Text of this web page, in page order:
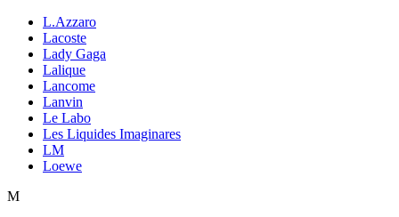
L.Azzaro
Lacoste
Lady Gaga
Lalique
Lancome
Lanvin
Le Labo
Les Liquides Imaginares
LM
Loewe
M